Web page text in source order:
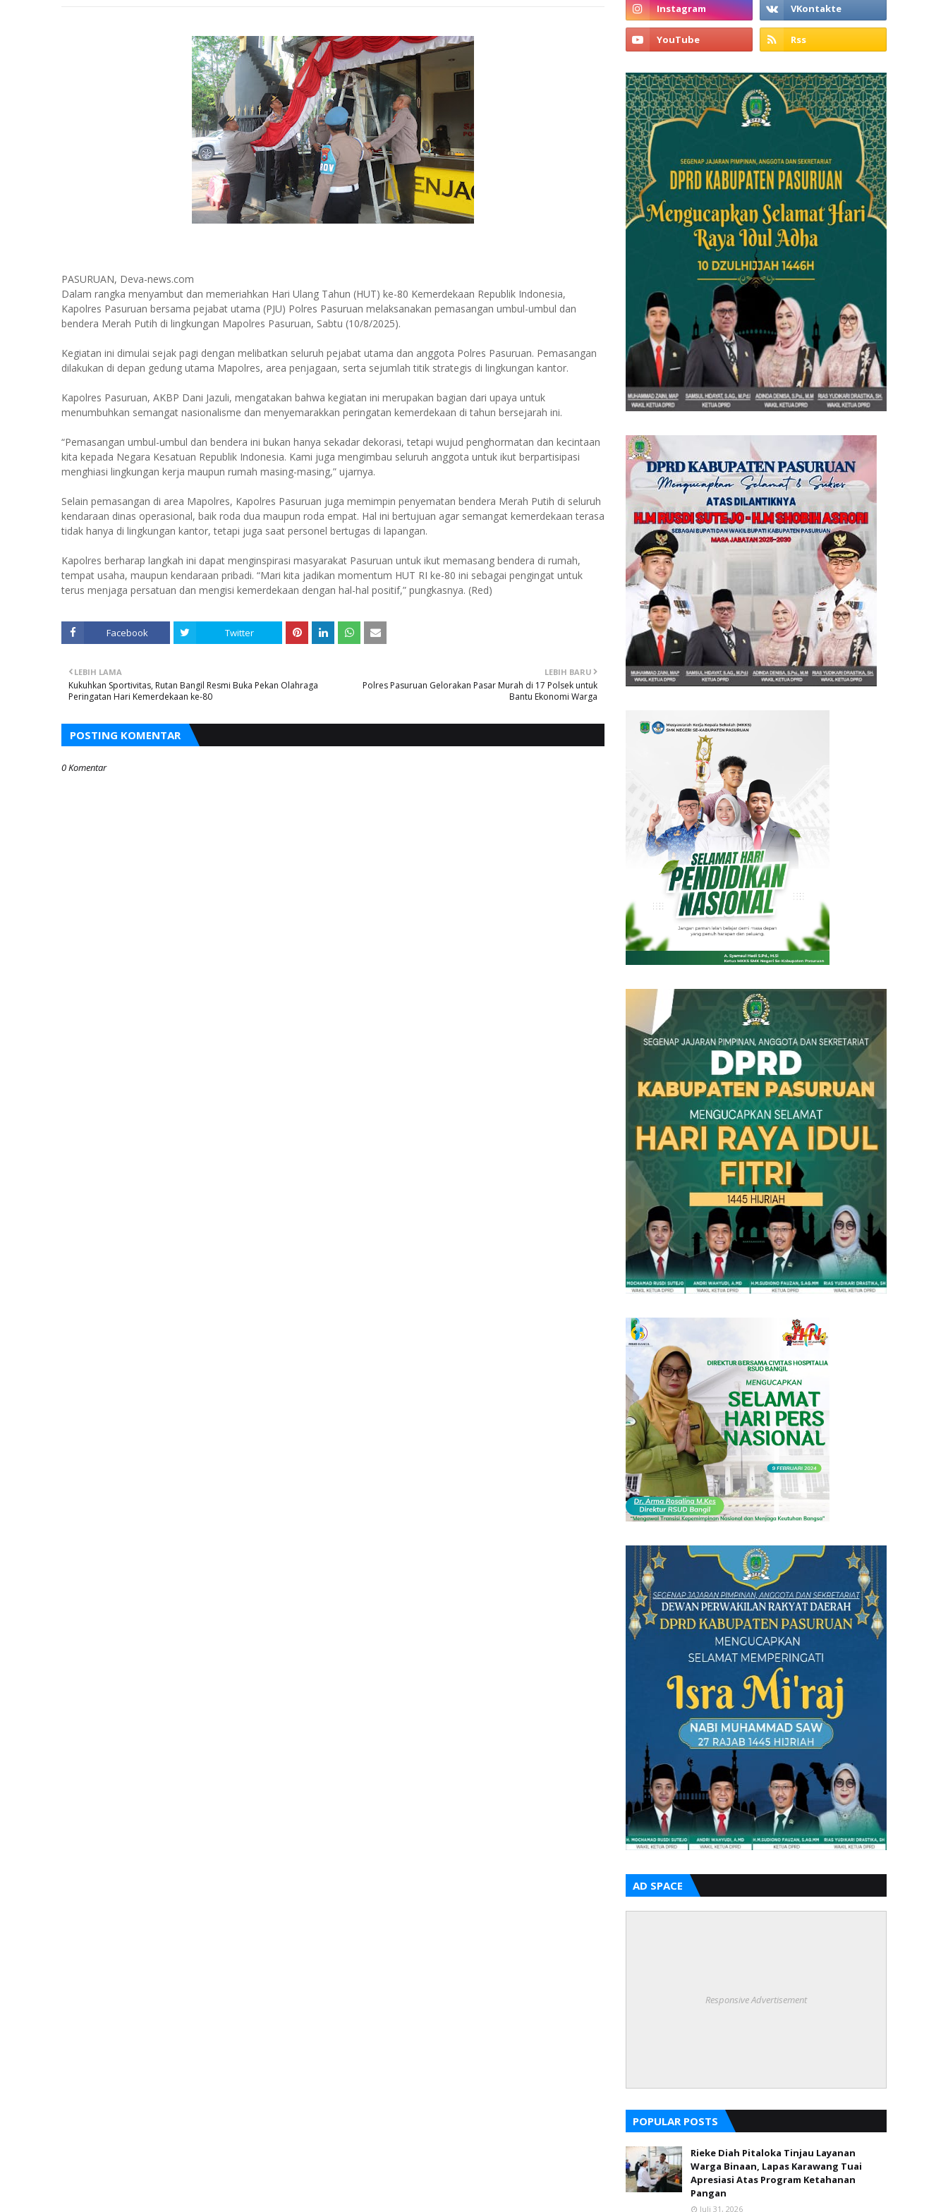
PASURUAN, Deva-news.com
Dalam rangka menyambut dan memeriahkan Hari Ulang Tahun (HUT) ke-80 Kemerdekaan Republik Indonesia,
Kapolres Pasuruan bersama pejabat utama (PJU) Polres Pasuruan melaksanakan pemasangan umbul-umbul dan
bendera Merah Putih di lingkungan Mapolres Pasuruan, Sabtu (10/8/2025).
Kegiatan ini dimulai sejak pagi dengan melibatkan seluruh pejabat utama dan anggota Polres Pasuruan. Pemasangan
dilakukan di depan gedung utama Mapolres, area penjagaan, serta sejumlah titik strategis di lingkungan kantor.
Kapolres Pasuruan, AKBP Dani Jazuli, mengatakan bahwa kegiatan ini merupakan bagian dari upaya untuk
menumbuhkan semangat nasionalisme dan menyemarakkan peringatan kemerdekaan di tahun bersejarah ini.
“Pemasangan umbul-umbul dan bendera ini bukan hanya sekadar dekorasi, tetapi wujud penghormatan dan kecintaan
kita kepada Negara Kesatuan Republik Indonesia. Kami juga mengimbau seluruh anggota untuk ikut berpartisipasi
menghiasi lingkungan kerja maupun rumah masing-masing,” ujarnya.
Selain pemasangan di area Mapolres, Kapolres Pasuruan juga memimpin penyematan bendera Merah Putih di seluruh
kendaraan dinas operasional, baik roda dua maupun roda empat. Hal ini bertujuan agar semangat kemerdekaan terasa
tidak hanya di lingkungan kantor, tetapi juga saat personel bertugas di lapangan.
Kapolres berharap langkah ini dapat menginspirasi masyarakat Pasuruan untuk ikut memasang bendera di rumah,
tempat usaha, maupun kendaraan pribadi. “Mari kita jadikan momentum HUT RI ke-80 ini sebagai pengingat untuk
terus menjaga persatuan dan mengisi kemerdekaan dengan hal-hal positif,” pungkasnya. (Red)
Facebook Twitter
LEBIH BARU
Polres Pasuruan Gelorakan Pasar Murah di 17 Polsek untuk
Bantu Ekonomi Warga
LEBIH LAMA
Kukuhkan Sportivitas, Rutan Bangil Resmi Buka Pekan Olahraga
Peringatan Hari Kemerdekaan ke-80
POSTING KOMENTAR
0 Komentar
AD SPACE
Responsive Advertisement
POPULAR POSTS
Rieke Diah Pitaloka Tinjau Layanan
Warga Binaan, Lapas Karawang Tuai
Apresiasi Atas Program Ketahanan
Pangan
Juli 31, 2026